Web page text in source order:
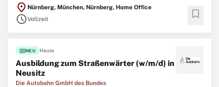
Gleise und Signalanlagen zu realisieren und nachhaltig instand zu
halten, arbeiten aktuell mehr als 10.000
location_on Nürnberg, München, Nürnberg, Home Office
scheduleVollzeit bookmark
fiber_newNEU Heute
Ausbildung zum Straßenwärter (w/m/d) in
Neusitz
Die Autobahn GmbH des Bundes